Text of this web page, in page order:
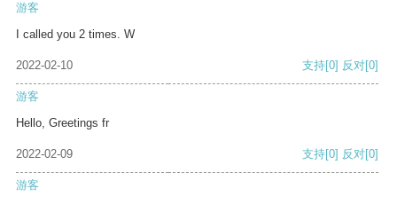
游客
I called you 2 times. W
2022-02-10 支持[0] 反对[0]
游客
Hello, Greetings fr
2022-02-09 支持[0] 反对[0]
游客